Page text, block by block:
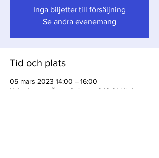
Inga biljetter till försäljning
Se andra evenemang
Tid och plats
05 mars 2023 14:00 – 16:00
Kulturhuset i Östra Sallerup, 242 91 Hörby